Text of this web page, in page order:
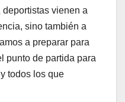
vienen a
sino también a
a preparar para
punto de partida para
todos los que